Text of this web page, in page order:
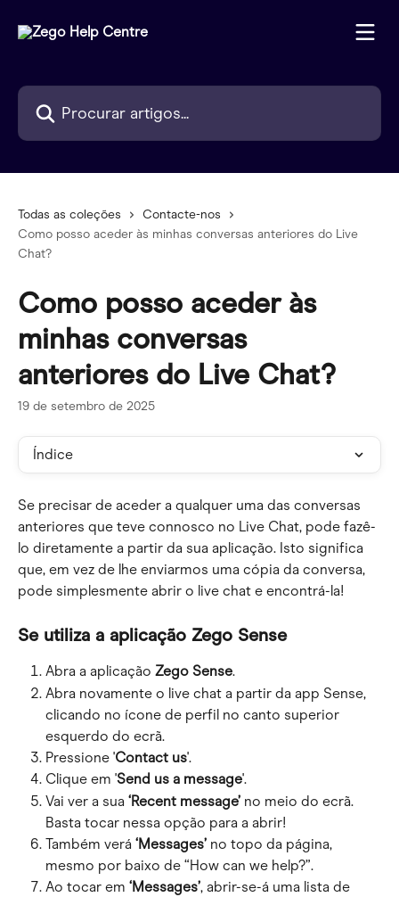
Procurar artigos...
Todas as coleções
Contacte-nos
Como posso aceder às minhas conversas anteriores do Live
Chat?
Como posso aceder às
minhas conversas
anteriores do Live Chat?
19 de setembro de 2025
Índice
Se precisar de aceder a qualquer uma das conversas
anteriores que teve connosco no Live Chat, pode fazê-
lo diretamente a partir da sua aplicação. Isto significa
que, em vez de lhe enviarmos uma cópia da conversa,
pode simplesmente abrir o live chat e encontrá-la!
Se utiliza a aplicação Zego Sense
Abra a aplicação Zego Sense.
Abra novamente o live chat a partir da app Sense,
clicando no ícone de perfil no canto superior
esquerdo do ecrã.
Pressione 'Contact us'.
Clique em 'Send us a message'.
Vai ver a sua ‘Recent message’ no meio do ecrã.
Basta tocar nessa opção para a abrir!
Também verá ‘Messages’ no topo da página,
mesmo por baixo de “How can we help?”.
Ao tocar em ‘Messages’, abrir-se-á uma lista de